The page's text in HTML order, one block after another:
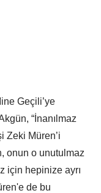
Geçili’ye
“İnanılmaz
Zeki Müren’i
onun o unutulmaz
için hepinize ayrı
de bu